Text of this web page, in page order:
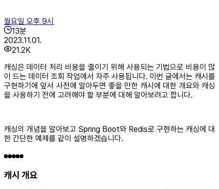
월요일 오후 9시
13분
2023.11.01.
21.2K
캐싱은 데이터 처리 비용을 줄이기 위해 사용되는 기법으로 비용이 많
이 드는 데이터 조회 작업에서 자주 사용됩니다. 이번 글에서는 캐시를
구현하기에 앞서 사전에 알아두면 좋을 만한 캐시에 대한 개요와 캐싱
을 사용하기 전에 고려해야 할 부분에 대해 알아보려고 합니다.
캐싱의 개념을 알아보고 Spring Boot와 Redis로 구현하는 캐싱에 대
한 간단한 예제를 같이 설명하겠습니다.
캐시 개요